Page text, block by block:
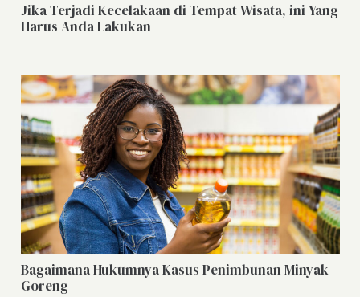
Jika Terjadi Kecelakaan di Tempat Wisata, ini Yang
Harus Anda Lakukan
Bagaimana Hukumnya Kasus Penimbunan Minyak
Goreng